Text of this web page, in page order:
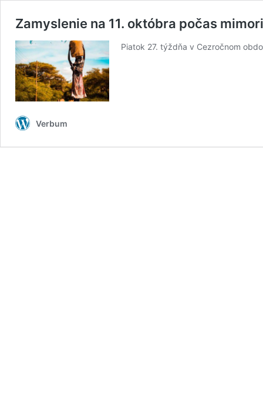
Zamyslenie na 11. októbra počas
Piatok 27. týždňa v Cezročnom
Verbum